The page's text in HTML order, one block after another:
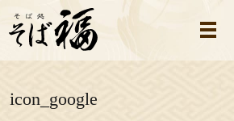
メ
icon_google